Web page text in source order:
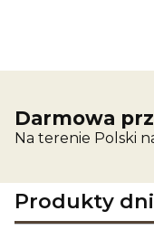
Darmowa
Na terenie Polski
Produkty